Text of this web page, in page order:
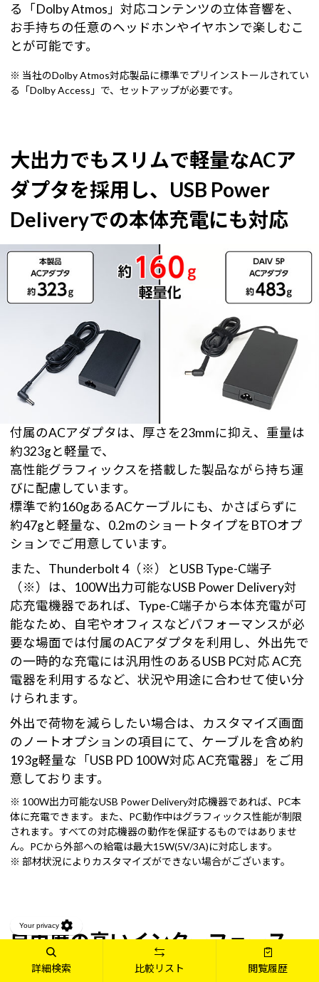
る「Dolby Atmos」対応コンテンツの立体音響を、
お手持ちの任意のヘッドホンやイヤホンで楽しむこ
とが可能です。
※ 当社のDolby Atmos対応製品に標準でプリインストールされてい
る「Dolby Access」で、セットアップが必要です。
大出力でもスリムで軽量なACア
ダプタを採用し、USB Power
Deliveryでの本体充電にも対応
付属のACアダプタは、厚さを23mmに抑え、重量は
約323gと軽量で、
高性能グラフィックスを搭載した製品ながら持ち運
びに配慮しています。
標準で約160gあるACケーブルにも、かさばらずに
約47gと軽量な、0.2mのショートタイプをBTOオプ
ションでご用意しています。
また、Thunderbolt 4（※）とUSB Type-C端子
（※）は、100W出力可能なUSB Power Delivery対
応充電機器であれば、Type-C端子から本体充電が可
能なため、自宅やオフィスなどパフォーマンスが必
要な場面では付属のACアダプタを利用し、外出先で
の一時的な充電には汎用性のあるUSB PC対応 AC充
電器を利用するなど、状況や用途に合わせて使い分
けられます。
外出で荷物を減らしたい場合は、カスタマイズ画面
のノートオプションの項目にて、ケーブルを含め約
193g軽量な「USB PD 100W対応 AC充電器」をご用
意しております。
※ 100W出力可能なUSB Power Delivery対応機器であれば、PC本
体に充電できます。また、PC動作中はグラフィックス性能が制限
されます。すべての対応機器の動作を保証するものではありませ
ん。PCから外部への給電は最大15W(5V/3A)に対応します。
※ 部材状況によりカスタマイズができない場合がございます。
自由度の高いインターフェース
で、最大4画面表示対応
詳細検索 比較リスト 閲覧履歴